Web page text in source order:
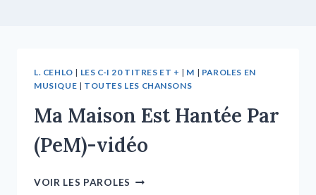
L. CEHLO | LES C-I 20 TITRES ET + | M | PAROLES EN
MUSIQUE | TOUTES LES CHANSONS
Ma Maison Est Hantée Par
(PeM)-vidéo
VOIR LES PAROLES